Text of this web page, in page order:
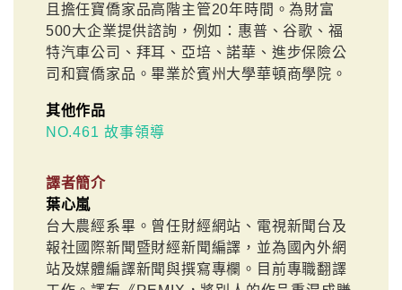
且擔任寶僑家品高階主管20年時間。為財富
500大企業提供諮詢，例如：惠普、谷歌、福
特汽車公司、拜耳、亞培、諾華、進步保險公
司和寶僑家品。畢業於賓州大學華頓商學院。
其他作品
NO.461 故事領導
譯者簡介
葉心嵐
台大農經系畢。曾任財經網站、電視新聞台及
報社國際新聞暨財經新聞編譯，並為國內外網
站及媒體編譯新聞與撰寫專欄。目前專職翻譯